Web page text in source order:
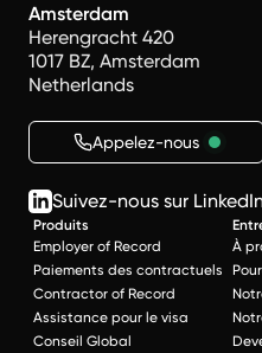
Amsterdam
Herengracht 420
1017 BZ, Amsterdam
Netherlands
Appelez-nous
Suivez-nous sur
Produits
Employer of Record
Paiements des contractuels
Contractor of Record
Assistance pour le visa
Conseil Global
À